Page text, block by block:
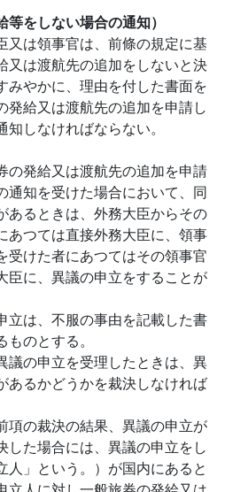
等をしない場合の通知）
又は領事官は、前條の規定に基
又は渡航先の追加をしないと決
みやかに、理由を付した書面を
発給又は渡航先の追加を申請し
しなければならない。
の発給又は渡航先の追加を申請
通知を受けた場合において、同
あるときは、外務大臣からその
あつては直接外務大臣に、領事
受けた者にあつてはその領事官
臣に、異議の申立をすることが
立は、不服の事由を記載した書
のとする。
議の申立を受理したときは、異
あるかどうかを裁決しなければ
項の裁決の結果、異議の申立が
した場合には、異議の申立をし
人」という。）が国内にあると